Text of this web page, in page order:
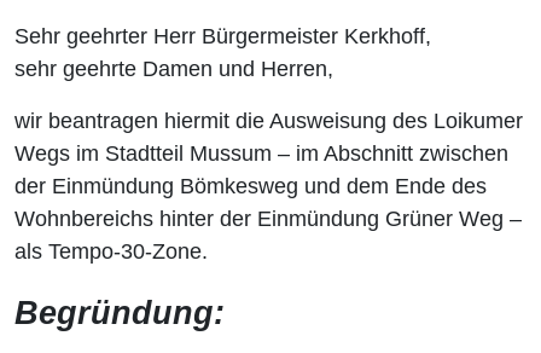
Sehr geehrter Herr Bürgermeister Kerkhoff,
sehr geehrte Damen und Herren,
wir beantragen hiermit die Ausweisung des Loikumer
Wegs im Stadtteil Mussum – im Abschnitt zwischen
der Einmündung Bömkesweg und dem Ende des
Wohnbereichs hinter der Einmündung Grüner Weg –
als Tempo-30-Zone.
Begründung: